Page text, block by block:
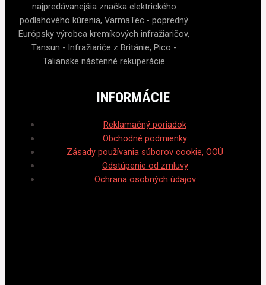
najpredávanejšia značka elektrického
podlahového kúrenia, VarmaTec - popredný
Európsky výrobca kremíkových infražiaričov,
Tansun - Infražiariče z Británie, Pico -
Talianske nástenné rekuperácie
INFORMÁCIE
Reklamačný poriadok
Obchodné podmienky
Zásady používania súborov cookie, OOÚ
Odstúpenie od zmluvy
Ochrana osobných údajov